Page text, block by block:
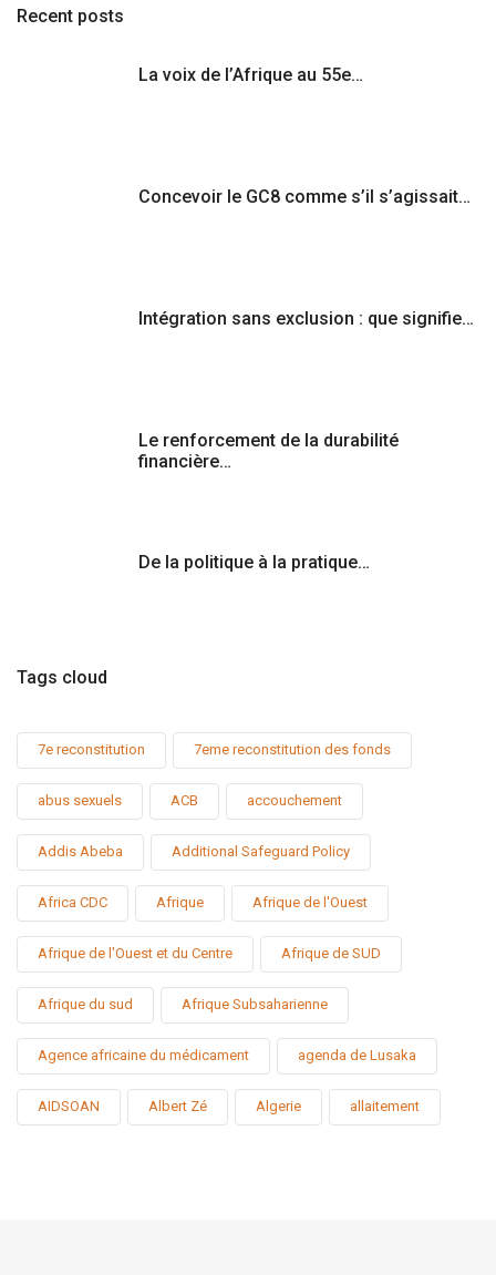
Recent posts
La voix de l’Afrique au 55e…
Concevoir le GC8 comme s’il s’agissait…
Intégration sans exclusion : que signifie…
Le renforcement de la durabilité
financière…
De la politique à la pratique…
Tags cloud
7e reconstitution 7eme reconstitution des fonds
abus sexuels ACB accouchement
Addis Abeba Additional Safeguard Policy
Africa CDC Afrique Afrique de l'Ouest
Afrique de l'Ouest et du Centre Afrique de SUD
Afrique du sud Afrique Subsaharienne
Agence africaine du médicament agenda de Lusaka
AIDSOAN Albert Zé Algerie allaitement